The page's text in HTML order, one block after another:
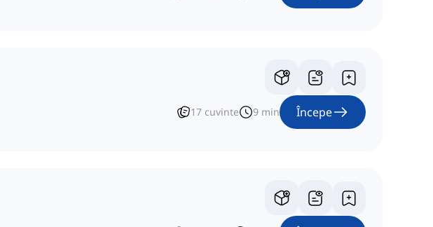
17 cuvinte 9 min Începe